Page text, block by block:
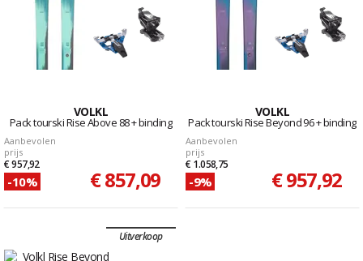
VOLKL
Pack tourski Rise Above 88 + binding
Aanbevolen
prijs
€ 957,92
-10% € 857,09
VOLKL
Pack tourski Rise Beyond 96 + binding
Aanbevolen
prijs
€ 1.058,75
-9% € 957,92
Uitverkoop